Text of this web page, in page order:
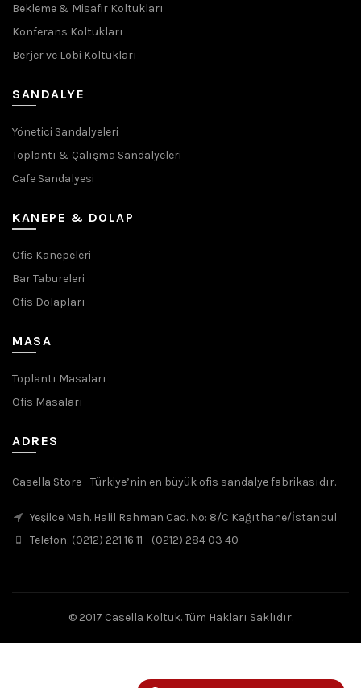
Bekleme & Misafir Koltukları
Konferans Koltukları
Berjer ve Lobi Koltukları
SANDALYE
Yönetici Sandalyeleri
Toplantı & Çalışma Sandalyeleri
Cafe Sandalyesi
KANEPE & DOLAP
Ofis Kanepeleri
Bar Tabureleri
Ofis Dolapları
MASA
Toplantı Masaları
Ofis Masaları
ADRES
Casella Store - Türkiye’nin en büyük ofis sandalye fabrikasıdır.
Yeşilce Mah. Halil Rahman Cad. No: 8/C Kağıthane/İstanbul
Telefon: (0212) 221 16 11 - (0212) 284 03 40
© 2017 Casella Koltuk. Tüm Hakları Saklıdır.